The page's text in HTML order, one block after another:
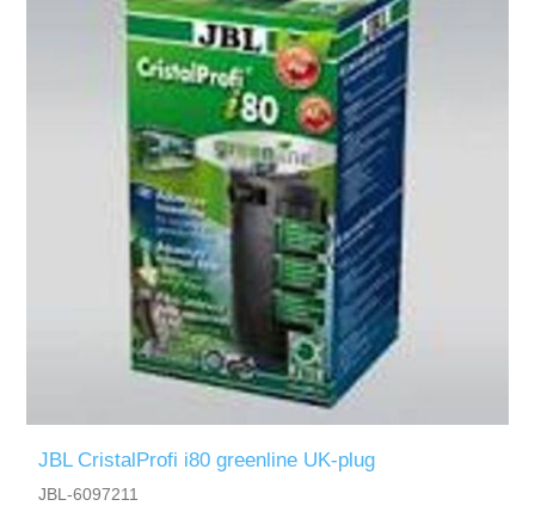
JBL CristalProfi i80 greenline UK-plug
JBL-6097211